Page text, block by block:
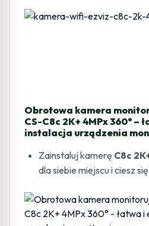
Obrotowa kamera
CS-C8c 2K+ 4MPx 360° –
instalacja urządzenia
Zainstaluj kamerę C8c
dla siebie miejscu i ciesz